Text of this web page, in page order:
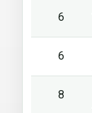
6
6
8